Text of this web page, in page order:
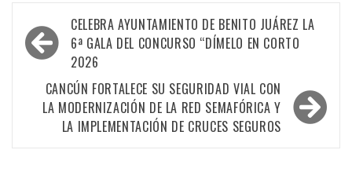
Navegación
de
entradas
CELEBRA AYUNTAMIENTO DE BENITO JUÁREZ LA
6ª GALA DEL CONCURSO “DÍMELO EN CORTO
2026
CANCÚN FORTALECE SU SEGURIDAD VIAL CON
LA MODERNIZACIÓN DE LA RED SEMAFÓRICA Y
LA IMPLEMENTACIÓN DE CRUCES SEGUROS